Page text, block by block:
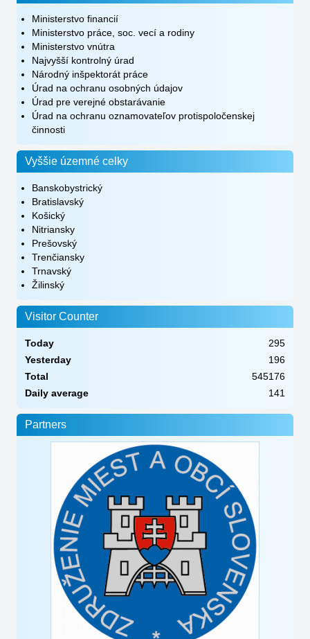
Ministerstvo financií
Ministerstvo práce, soc. vecí a rodiny
Ministerstvo vnútra
Najvyšší kontrolný úrad
Národný inšpektorát práce
Úrad na ochranu osobných údajov
Úrad pre verejné obstarávanie
Úrad na ochranu oznamovateľov protispoločenskej
činnosti
Vyššie územné celky
Banskobystrický
Bratislavský
Košický
Nitriansky
Prešovský
Trenčiansky
Trnavský
Žilinský
Visitor Counter
Today
295
Yesterday
196
Total
545176
Daily average
141
Partners